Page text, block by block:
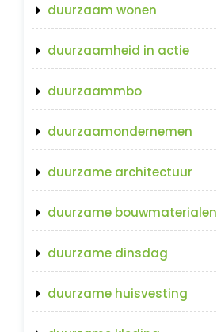
duurzaam wonen
duurzaamheid in actie
duurzaammbo
duurzaamondernemen
duurzame architectuur
duurzame bouwmaterialen
duurzame dinsdag
duurzame huisvesting